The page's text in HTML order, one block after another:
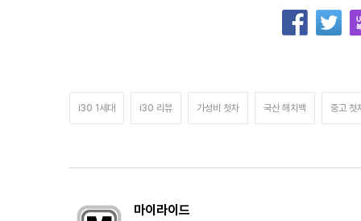
i30 1세대 i30 리뷰 가성비 첫차 국산 해치백 중고 첫
마이라이드